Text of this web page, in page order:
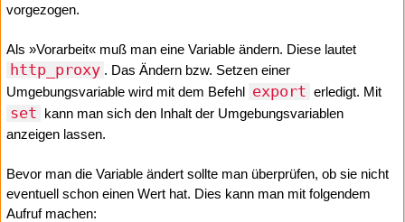
vorgezogen.
Als »Vorarbeit« muß man eine Variable ändern. Diese lautet
http_proxy . Das Ändern bzw. Setzen einer
Umgebungsvariable wird mit dem Befehl export erledigt. Mit
set kann man sich den Inhalt der Umgebungsvariablen
anzeigen lassen.
Bevor man die Variable ändert sollte man überprüfen, ob sie nicht
eventuell schon einen Wert hat. Dies kann man mit folgendem
Aufruf machen: